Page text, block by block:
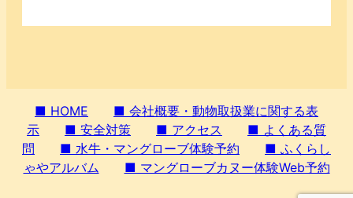
■ HOME
■ 会社概要・動物取扱業に関する表
示
■ 安全対策 ■ アクセス
■ よくある質
問
■ 水牛・マングローブ体験予約
■ ふくらし
ゃやアルバム
■ マングローブカヌー体験Web予約